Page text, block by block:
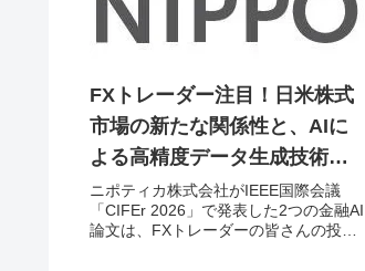
FXトレーダー注目！日米株式
市場の新たな関係性と、AIに
よる高精度データ生成技術が
登場！
ニポティカ株式会社がIEEE国際会議
「CIFEr 2026」で発表した2つの金融AI
論文は、FXトレーダーの皆さんの投資